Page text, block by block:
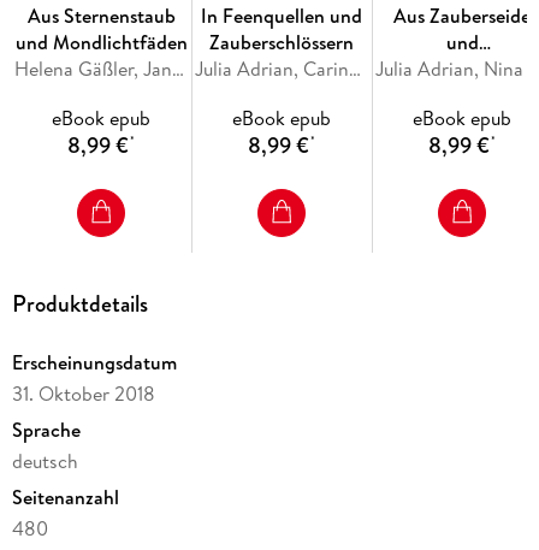
Aus Sternenstaub
und Mondlichtfäden
Helena Gäßler, Janina Schneider-Tidigk, Maya Shepherd, Halo Summer, Teresa Sporrer
eBook epub
8,99 €*
In Feenquellen und
Zauberschlössern
Julia Adrian, Carina Schnell, Gesa Schwartz, Annabelle Stehl, Noah Stoffers
eBook epub
8,99 €*
Aus Zauberseide
und
Schwanenfedern
eBook epub
8,99 €*
Produktdetails
Erscheinungsdatum
31. Oktober 2018
Sprache
deutsch
Seitenanzahl
480